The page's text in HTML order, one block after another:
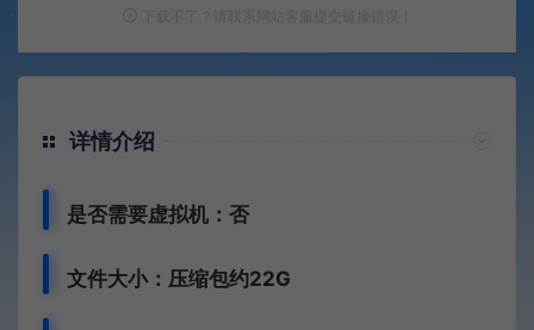
详情介绍
是否需要虚拟机：否
文件大小：压缩包约22G